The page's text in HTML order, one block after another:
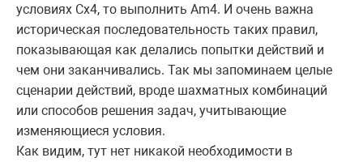
условиях Сx4, то выполнить Am4. И очень важна
историческая последовательность таких правил,
показывающая как делались попытки действий и
чем они заканчивались. Так мы запоминаем целые
сценарии действий, вроде шахматных комбинаций
или способов решения задач, учитывающие
изменяющиеся условия.
Как видим, тут нет никакой необходимости в